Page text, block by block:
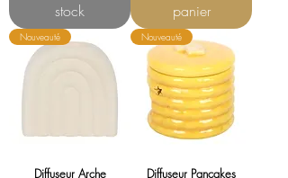
stock
panier
Nouveauté
Diffuseur Arche
Nouveauté
Diffuseur Pancakes